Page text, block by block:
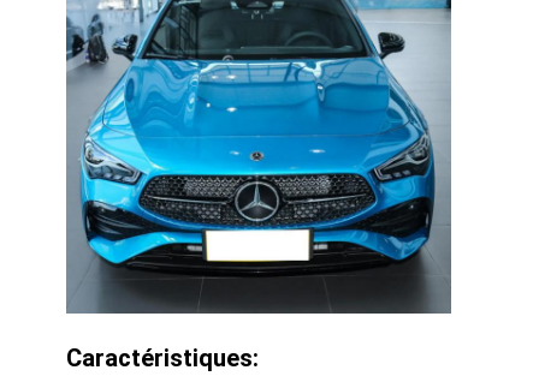
À propos de nous
Visite de l'usine
Nous contacter
Pour les véhicules électriques
Caractéristiques: